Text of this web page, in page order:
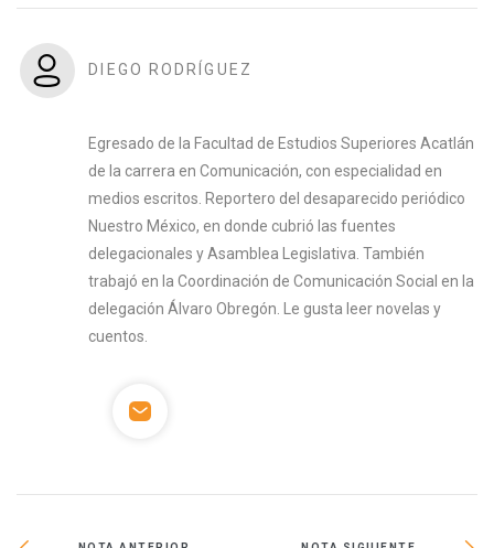
DIEGO RODRÍGUEZ
Egresado de la Facultad de Estudios Superiores Acatlán
de la carrera en Comunicación, con especialidad en
medios escritos. Reportero del desaparecido periódico
Nuestro México, en donde cubrió las fuentes
delegacionales y Asamblea Legislativa. También
trabajó en la Coordinación de Comunicación Social en la
delegación Álvaro Obregón. Le gusta leer novelas y
cuentos.